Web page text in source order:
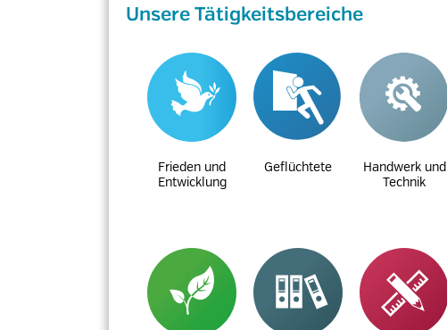
Unsere Tätigkeitsbereiche
Frieden und
Entwicklung
Geflüchtete
Handwerk und
Technik